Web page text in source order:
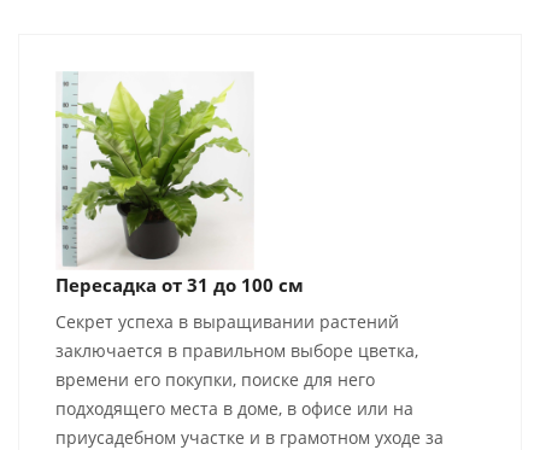
Пересадка от 31 до 100 см
Секрет успеха в выращивании растений
заключается в правильном выборе цветка,
времени его покупки, поиске для него
подходящего места в доме, в офисе или на
приусадебном участке и в грамотном уходе за